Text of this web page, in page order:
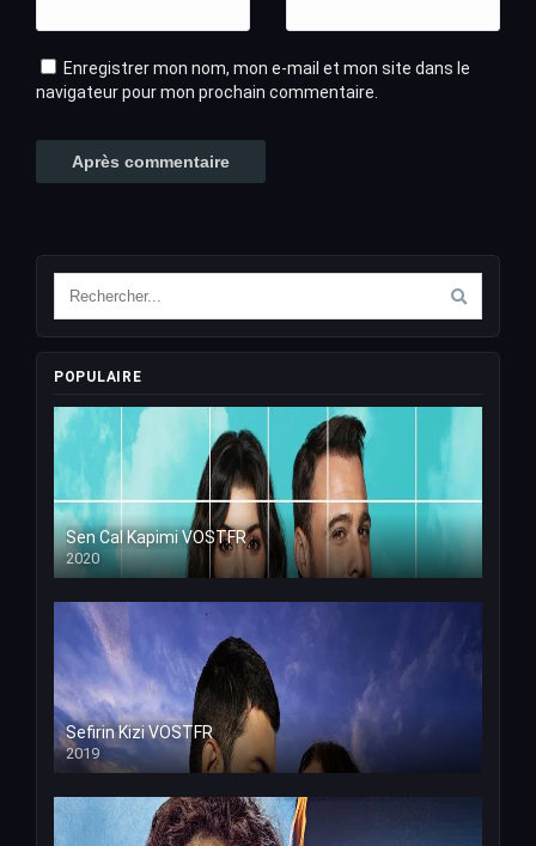
Enregistrer mon nom, mon e-mail et mon site dans le
navigateur pour mon prochain commentaire.
POPULAIRE
Sen Cal Kapimi VOSTFR
2020
Sefirin Kizi VOSTFR
2019